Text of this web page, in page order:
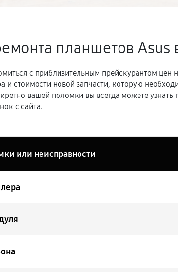
планшетов Asus
с приблизительным прейскурантом цен
и стоимости новой запчасти, которую
вашей поломки вы всегда можете
с сайта.
или неисправности